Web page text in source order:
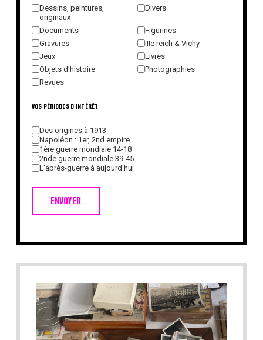
Dessins, peintures,
originaux
Divers
Documents
Figurines
Gravures
IIIe reich & Vichy
Jeux
Livres
Objets d'histoire
Photographies
Revues
ENVOYER
VOS PÉRIODES D'INTÉRÊT
Des origines à 1913
Napoléon : 1er, 2nd empire
1ère guerre mondiale 14-18
2nde guerre mondiale 39-45
L'après-guerre à aujourd'hui